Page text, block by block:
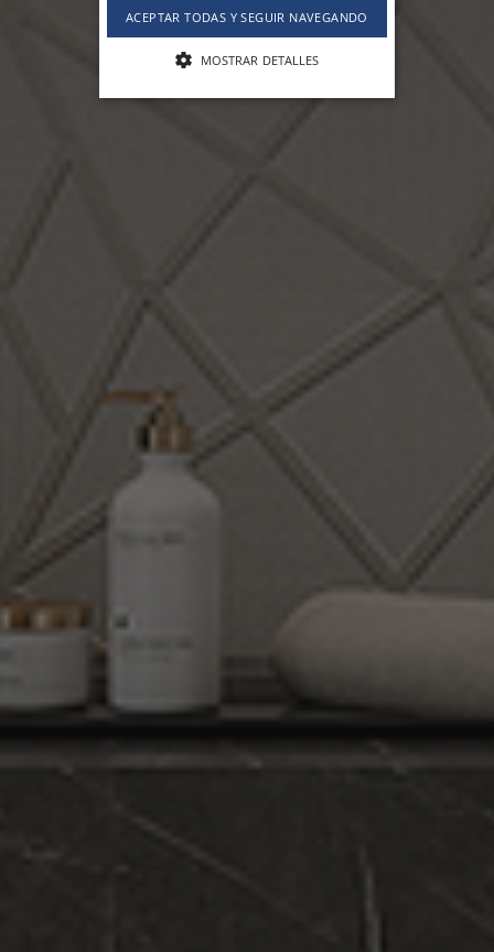
ACEPTAR TODAS Y SEGUIR NAVEGANDO
MOSTRAR DETALLES